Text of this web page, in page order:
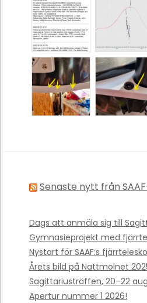
Senaste nytt från
Dags att anmäla sig till
Gymnasieprojekt med
Nystart för SAAF:s
Årets bild på Nattmolnet
Sagittariusträffen, 20–22
Apertur nummer 1 2026!